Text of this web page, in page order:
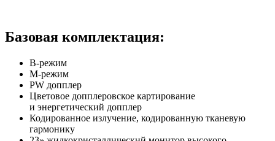
Базовая комплектация:
B-режим
M-режим
PW допплер
Цветовое допплеровское картирование
и энергетический допплер
Кодированное излучение, кодированную тканевую
гармонику